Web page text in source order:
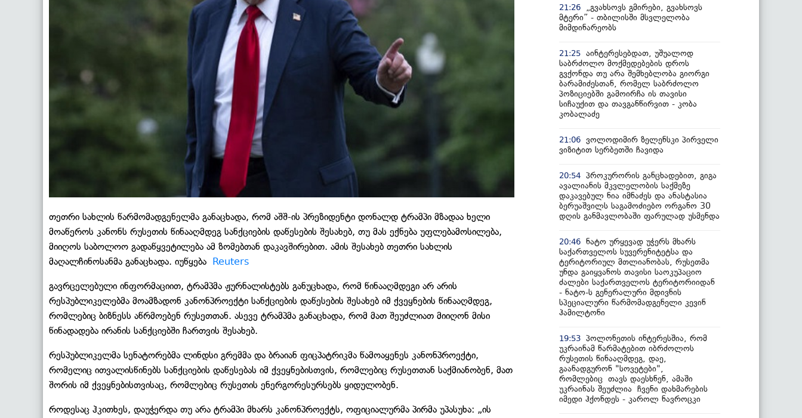
თეთრი სახლის წარმომადგენელმა განაცხადა, რომ აშშ-ის პრეზიდენტი დონალდ ტრამპი მზადაა ხელი
მოაწეროს კანონს რუსეთის წინააღმდეგ სანქციების დაწესების შესახებ, თუ მას ექნება უფლებამოსილება,
მიიღოს საბოლოო გადაწყვეტილება ამ ზომებთან დაკავშირებით. ამის შესახებ თეთრი სახლის
მაღალჩინოსანმა განაცხადა. იუწყება
Reuters
გავრცელებული ინფორმაციით, ტრამპმა ჟურნალისტებს განუცხადა, რომ წინააღმდეგი არ არის
რესპუბლიკელებმა მოამზადონ კანონპროექტი სანქციების დაწესების შესახებ იმ ქვეყნების წინააღმდეგ,
რომლებიც ბიზნესს აწრმოებენ რუსეთთან. ასევე ტრამპმა განაცხადა, რომ მათ შეუძლიათ მიიღონ მისი
წინადადება ირანის სანქციებში ჩართვის შესახებ.
რესპუბლიკელმა სენატორებმა ლინდსი გრემმა და ბრაიან ფიცპატრიკმა წამოაყენეს კანონპროექტი,
რომელიც ითვალისწინებს სანქციების დაწესებას იმ ქვეყნებისთვის, რომლებიც რუსეთთან საქმიანობენ, მათ
შორის იმ ქვეყნებისთვისაც, რომლებიც რუსეთის ენერგორესურსებს ყიდულობენ.
როდესაც ჰკითხეს, დაუჭერდა თუ არა ტრამპი მხარს კანონპროექტს, ოფიციალურმა პირმა უპასუხა: „ის
21:26
„გვახსოვს გმირები, გვახსოვს
მტერი” - თბილისში მსვლელობა
მიმდინარეობს
21:25 აინტერესებდათ, უშუალოდ
საბრძოლო მოქმედებების დროს
გვქონდა თუ არა შემხებლობა გიორგი
ბარამიძესთან, რომელ საბრძოლო
პოზიციებში გამოირჩა ის თავისი
სიჩაუქით და თავგანწირვით - კობა
კობალაძე
21:06 ვოლოდიმირ ზელენსკი პირველი
ვიზიტით სერბეთში ჩავიდა
20:54 პროკურორის განცხადებით, გიგა
ავალიანის მკვლელობის საქმეზე
დაკავებულ ნია იმნაძეს და ანასტასია
ბერუაშვილს საგამოძიებო ორგანო 30
დღის განმავლობაში ფარულად უსმენდა
20:46 ნატო ურყევად უჭერს მხარს
საქართველოს სუვერენიტეტსა და
ტერიტორიულ მთლიანობას, რუსეთმა
უნდა გაიყვანოს თავისი საოკუპაციო
ძალები საქართველოს ტერიტორიიდან
- ნატო-ს გენერალური მდივნის
სპეციალური წარმომადგენელი კევინ
ჰამილტონი
19:53 პოლონეთის ინტერესშია, რომ
უკრაინამ წარმატებით იბრძოლოს
რუსეთის წინააღმდეგ, დაე,
გაანადგურონ "სოვეტები",
რომლებიც თავს დაესხნენ, ამაში
უკრაინას შეუძლია ჩვენი დახმარების
იმედი ჰქონდეს - კაროლ ნავროცკი